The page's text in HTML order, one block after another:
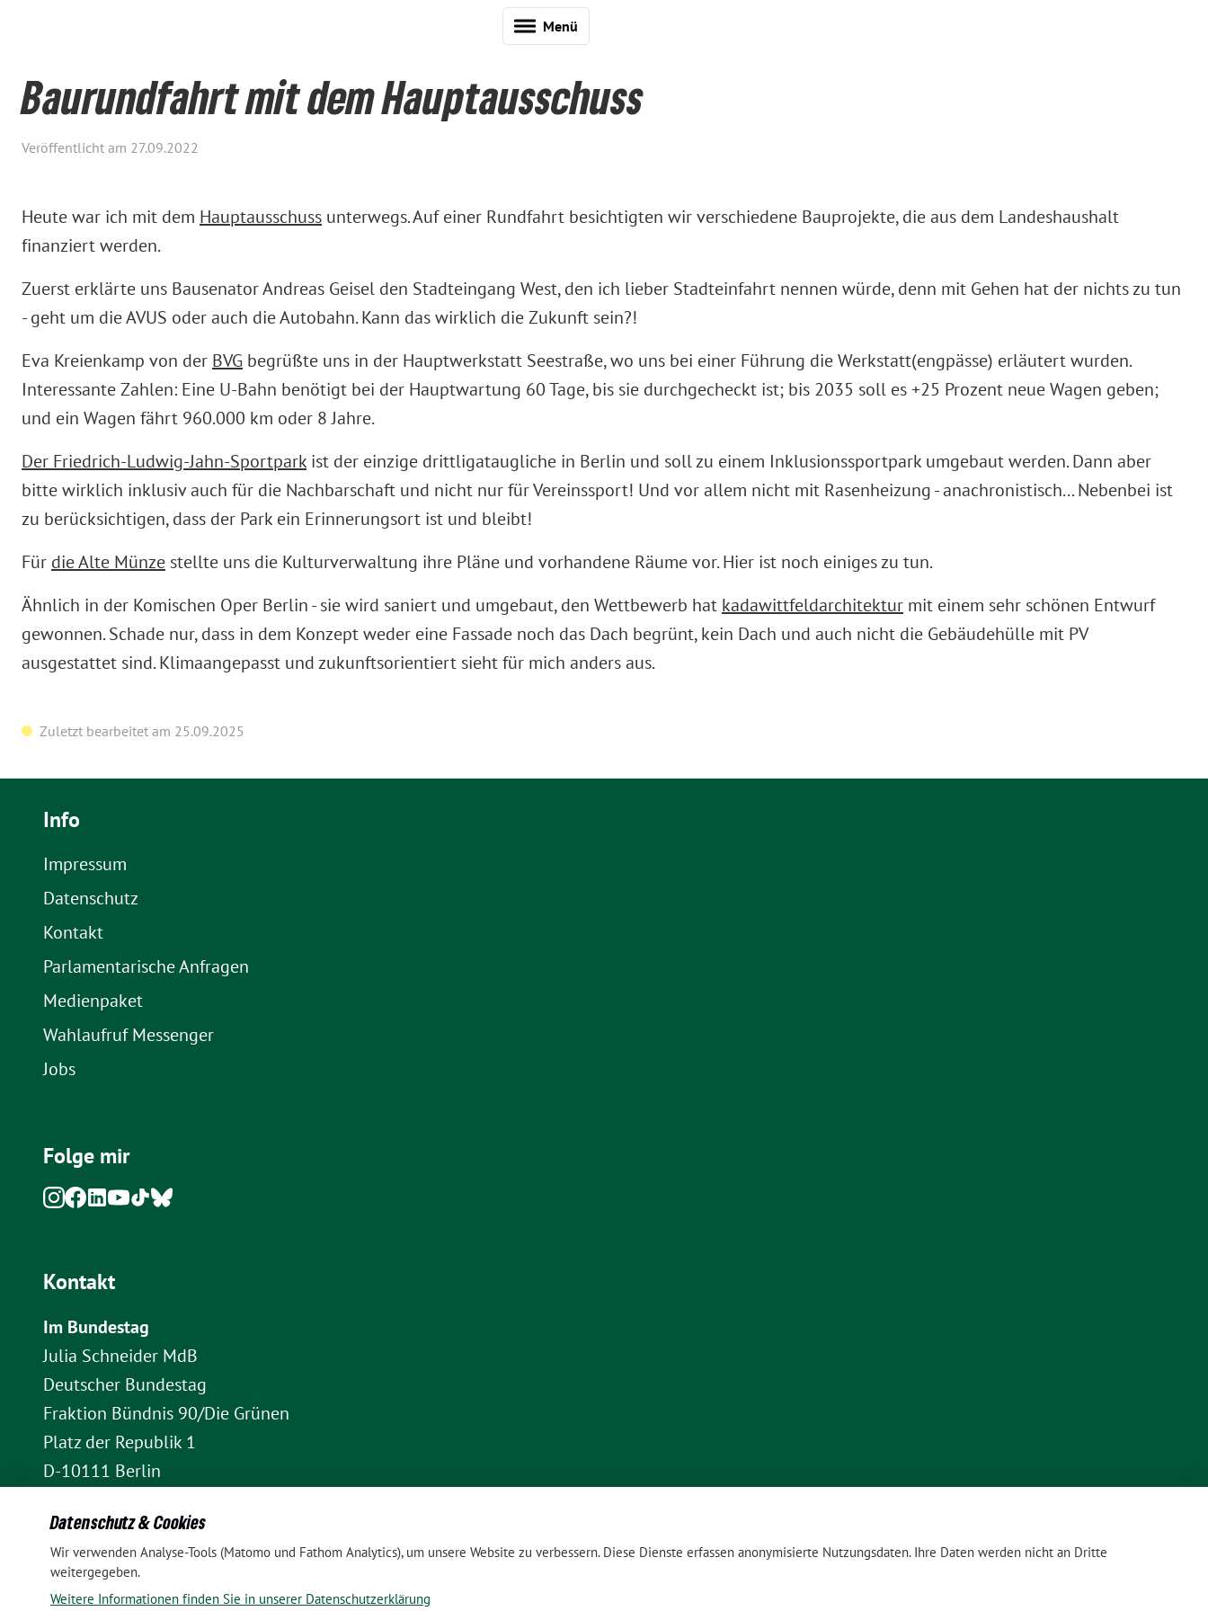
Menü
Baurundfahrt mit dem Hauptausschuss
Veröffentlicht am 27.09.2022
Heute war ich mit dem Hauptausschuss unterwegs. Auf einer Rundfahrt besichtigten wir verschiedene Bauprojekte, die aus dem Landeshaushalt
finanziert werden.
Zuerst erklärte uns Bausenator Andreas Geisel den Stadteingang West, den ich lieber Stadteinfahrt nennen würde, denn mit Gehen hat der nichts zu tun
- geht um die AVUS oder auch die Autobahn. Kann das wirklich die Zukunft sein?!
Eva Kreienkamp von der BVG begrüßte uns in der Hauptwerkstatt Seestraße, wo uns bei einer Führung die Werkstatt(engpässe) erläutert wurden.
Interessante Zahlen: Eine U-Bahn benötigt bei der Hauptwartung 60 Tage, bis sie durchgecheckt ist; bis 2035 soll es +25 Prozent neue Wagen geben;
und ein Wagen fährt 960.000 km oder 8 Jahre.
Der Friedrich-Ludwig-Jahn-Sportpark ist der einzige drittligataugliche in Berlin und soll zu einem Inklusionssportpark umgebaut werden. Dann aber
bitte wirklich inklusiv auch für die Nachbarschaft und nicht nur für Vereinssport! Und vor allem nicht mit Rasenheizung - anachronistisch... Nebenbei ist
zu berücksichtigen, dass der Park ein Erinnerungsort ist und bleibt!
Für die Alte Münze stellte uns die Kulturverwaltung ihre Pläne und vorhandene Räume vor. Hier ist noch einiges zu tun.
Ähnlich in der Komischen Oper Berlin - sie wird saniert und umgebaut, den Wettbewerb hat kadawittfeldarchitektur mit einem sehr schönen Entwurf
gewonnen. Schade nur, dass in dem Konzept weder eine Fassade noch das Dach begrünt, kein Dach und auch nicht die Gebäudehülle mit PV
ausgestattet sind. Klimaangepasst und zukunftsorientiert sieht für mich anders aus.
Zuletzt bearbeitet am 25.09.2025
Info
Impressum
Datenschutz
Kontakt
Parlamentarische Anfragen
Medienpaket
Wahlaufruf Messenger
Jobs
Folge mir
Kontakt
Im Bundestag
Julia Schneider MdB
Deutscher Bundestag
Fraktion Bündnis 90/Die Grünen
Platz der Republik 1
D-10111 Berlin
Telefon: +49 30 227 70907
Im Wahlkreis Pankow
Wahlkreisbüro Julia Schneider
Datenschutz & Cookies
Wir verwenden Analyse-Tools (Matomo und Fathom Analytics), um unsere Website zu verbessern. Diese Dienste erfassen anonymisierte Nutzungsdaten. Ihre Daten werden nicht an Dritte
weitergegeben.
Weitere Informationen finden Sie in unserer Datenschutzerklärung